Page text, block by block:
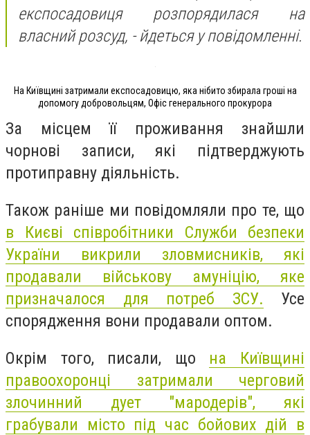
експосадовиця розпорядилася на
власний розсуд, - йдеться у повідомленні.
На Київщині затримали експосадовицю, яка нібито збирала гроші на
допомогу добровольцям, Офіс генерального прокурора
За місцем її проживання знайшли
чорнові записи, які підтверджують
протиправну діяльність.
Також раніше ми повідомляли про те, що
в Києві співробітники Служби безпеки
України викрили зловмисників, які
продавали військову амуніцію, яке
призначалося для потреб ЗСУ. Усе
спорядження вони продавали оптом.
Окрім того, писали, що на Київщині
правоохоронці затримали черговий
злочинний дует "мародерів", які
грабували місто під час бойових дій в